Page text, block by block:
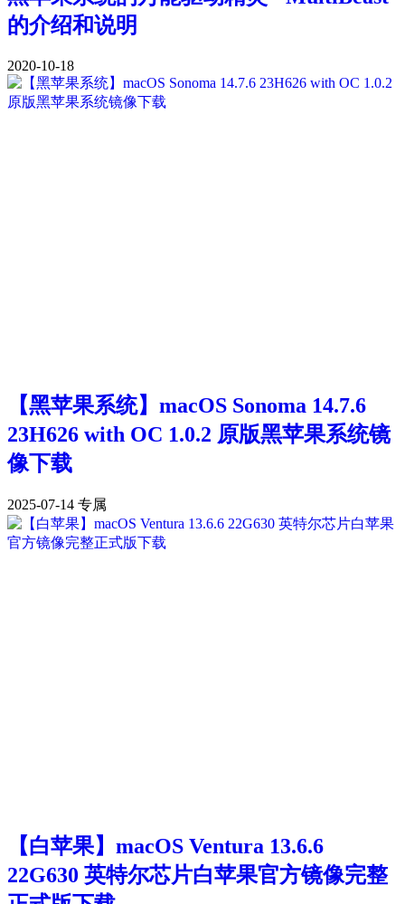
的介绍和说明
2020-10-18
【黑苹果系统】macOS Sonoma 14.7.6
23H626 with OC 1.0.2 原版黑苹果系统镜
像下载
2025-07-14 专属
【白苹果】macOS Ventura 13.6.6
22G630 英特尔芯片白苹果官方镜像完整